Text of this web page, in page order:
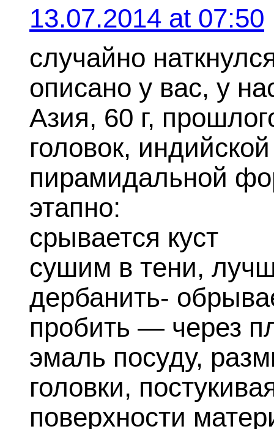
13.07.2014 at 07:50
случайно
описано у вас, у
Азия, 60 г,
головок,
пирамидальной
этапно:
срывается куст
сушим в тени,
дербанить-
пробить — через
эмаль посуду,
головки,
поверхности